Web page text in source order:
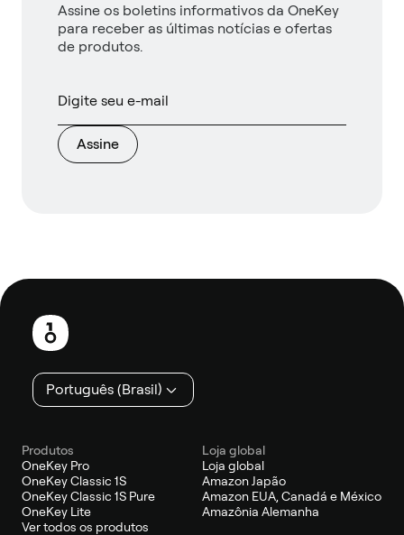
Assine os boletins informativos da OneKey
para receber as últimas notícias e ofertas
de produtos.
Assine
Rodapé
Português (Brasil)
Produtos
OneKey Pro
OneKey Classic 1S
OneKey Classic 1S Pure
OneKey Lite
Ver todos os produtos
Loja global
Loja global
Amazon Japão
Amazon EUA, Canadá e México
Amazônia Alemanha